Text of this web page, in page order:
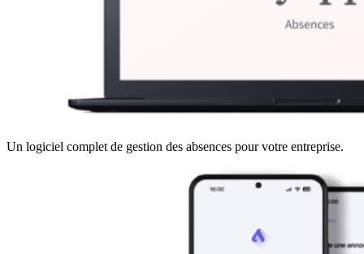
Un logiciel complet de gestion des absences pour votre entreprise.